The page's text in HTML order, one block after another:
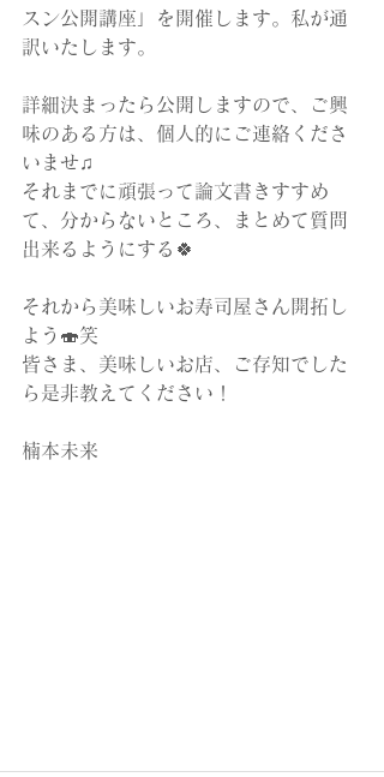
スン公開講座」を開催します。私が通
訳いたします。
詳細決まったら公開しますので、ご興
味のある方は、個人的にご連絡くださ
いませ♫
それまでに頑張って論文書きすすめ
て、分からないところ、まとめて質問
出来るようにする🍀
それから美味しいお寿司屋さん開拓し
よう🍣笑
皆さま、美味しいお店、ご存知でした
ら是非教えてください！
楠本未来